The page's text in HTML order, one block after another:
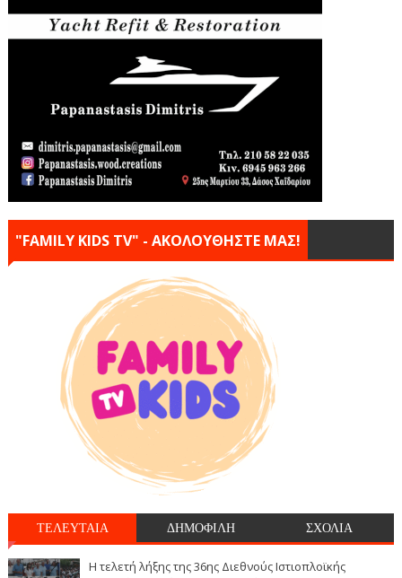
"FAMILY KIDS TV" - ΑΚΟΛΟΥΘΗΣΤΕ ΜΑΣ!
ΤΕΛΕΥΤΑΙΑ ΔΗΜΟΦΙΛΗ ΣΧΟΛΙΑ
Η τελετή λήξης της 36ης Διεθνούς Ιστιοπλοϊκής